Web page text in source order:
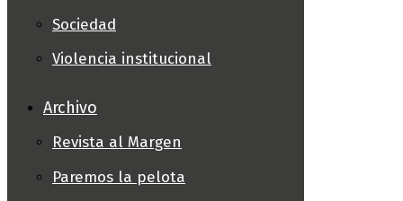
Sociedad
Violencia institucional
Archivo
Revista al Margen
Paremos la pelota